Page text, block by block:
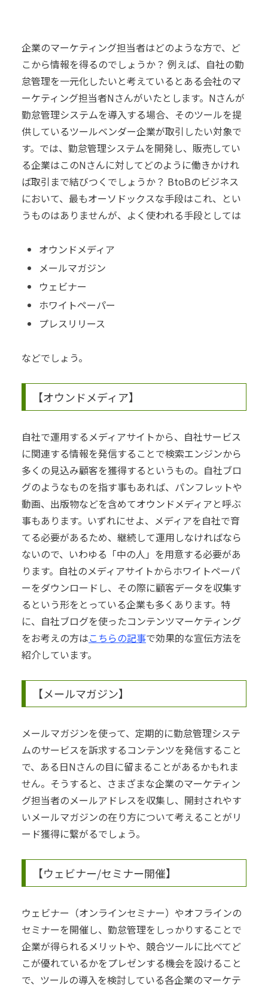
企業のマーケティング担当者はどのような方で、ど
こから情報を得るのでしょうか？ 例えば、自社の勤
怠管理を一元化したいと考えているとある会社のマ
ーケティング担当者Nさんがいたとします。Nさんが
勤怠管理システムを導入する場合、そのツールを提
供しているツールベンダー企業が取引したい対象で
す。 では、勤怠管理システムを開発し、販売してい
る企業はこのNさんに対してどのように働きかけれ
ば取引まで結びつくでしょうか？ BtoBのビジネス
において、最もオーソドックスな手段はこれ、とい
うものはありませんが、 よく使われる手段としては
オウンドメディア
メールマガジン
ウェビナー
ホワイトペーパー
プレスリリース
などでしょう。
【オウンドメディア】
自社で運用するメディアサイトから、自社サービス
に関連する情報を発信することで検索エンジンから
多くの見込み顧客を獲得するというもの。自社ブロ
グのようなものを指す事もあれば、パンフレットや
動画、出版物などを含めてオウンドメディアと呼ぶ
事もあります。 いずれにせよ、メディアを自社で育
てる必要があるため、継続して運用しなければなら
ないので、いわゆる「中の人」を用意する必要があ
ります。 自社のメディアサイトからホワイトペーパ
ーをダウンロードし、その際に顧客データを収集す
るという形をとっている企業も多くあります。 特
に、自社ブログを使ったコンテンツマーケティング
をお考えの方はこちらの記事で効果的な宣伝方法を
紹介しています。
【メールマガジン】
メールマガジンを使って、定期的に勤怠管理システ
ムのサービスを訴求するコンテンツを発信すること
で、ある日Nさんの目に留まることがあるかもれま
せん。 そうすると、さまざまな企業のマーケティン
グ担当者のメールアドレスを収集し、開封されやす
いメールマガジンの在り方について考えることがリ
ード獲得に繋がるでしょう。
【ウェビナー/セミナー開催】
ウェビナー（オンラインセミナー）やオフラインの
セミナーを開催し、勤怠管理をしっかりすることで
企業が得られるメリットや、競合ツールに比べてど
こが優れているかをプレゼンする機会を設けること
で、ツールの導入を検討している各企業のマーケテ